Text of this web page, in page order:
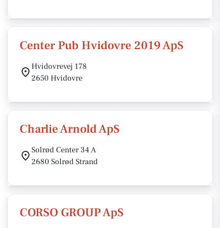
Center Pub Hvidovre 2019 ApS
Hvidovrevej 178
2650 Hvidovre
Charlie Arnold ApS
Solrød Center 34 A
2680 Solrød Strand
CORSO GROUP ApS